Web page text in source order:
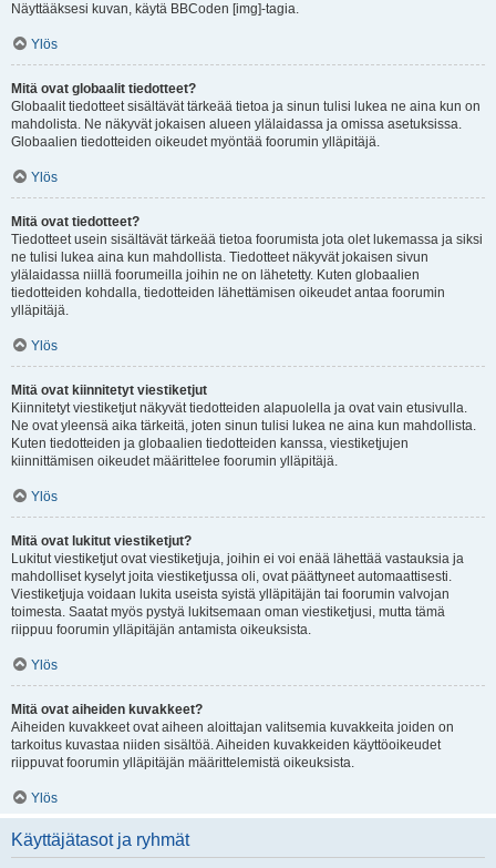
Näyttääksesi kuvan, käytä BBCoden [img]-tagia.
Ylös
Mitä ovat globaalit tiedotteet?
Globaalit tiedotteet sisältävät tärkeää tietoa ja sinun tulisi lukea ne aina kun on
mahdolista. Ne näkyvät jokaisen alueen ylälaidassa ja omissa asetuksissa.
Globaalien tiedotteiden oikeudet myöntää foorumin ylläpitäjä.
Ylös
Mitä ovat tiedotteet?
Tiedotteet usein sisältävät tärkeää tietoa foorumista jota olet lukemassa ja siksi
ne tulisi lukea aina kun mahdollista. Tiedotteet näkyvät jokaisen sivun
ylälaidassa niillä foorumeilla joihin ne on lähetetty. Kuten globaalien
tiedotteiden kohdalla, tiedotteiden lähettämisen oikeudet antaa foorumin
ylläpitäjä.
Ylös
Mitä ovat kiinnitetyt viestiketjut
Kiinnitetyt viestiketjut näkyvät tiedotteiden alapuolella ja ovat vain etusivulla.
Ne ovat yleensä aika tärkeitä, joten sinun tulisi lukea ne aina kun mahdollista.
Kuten tiedotteiden ja globaalien tiedotteiden kanssa, viestiketjujen
kiinnittämisen oikeudet määrittelee foorumin ylläpitäjä.
Ylös
Mitä ovat lukitut viestiketjut?
Lukitut viestiketjut ovat viestiketjuja, joihin ei voi enää lähettää vastauksia ja
mahdolliset kyselyt joita viestiketjussa oli, ovat päättyneet automaattisesti.
Viestiketjuja voidaan lukita useista syistä ylläpitäjän tai foorumin valvojan
toimesta. Saatat myös pystyä lukitsemaan oman viestiketjusi, mutta tämä
riippuu foorumin ylläpitäjän antamista oikeuksista.
Ylös
Mitä ovat aiheiden kuvakkeet?
Aiheiden kuvakkeet ovat aiheen aloittajan valitsemia kuvakkeita joiden on
tarkoitus kuvastaa niiden sisältöä. Aiheiden kuvakkeiden käyttöoikeudet
riippuvat foorumin ylläpitäjän määrittelemistä oikeuksista.
Ylös
Käyttäjätasot ja ryhmät